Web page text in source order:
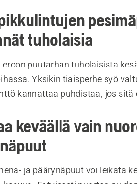
tuholaisia
eroon puutarhan tuholaisista
Yksikin tiaisperhe syö
kannattaa puhdistaa, jos sitä
keväällä vain
ja päärynäpuut voi leikata